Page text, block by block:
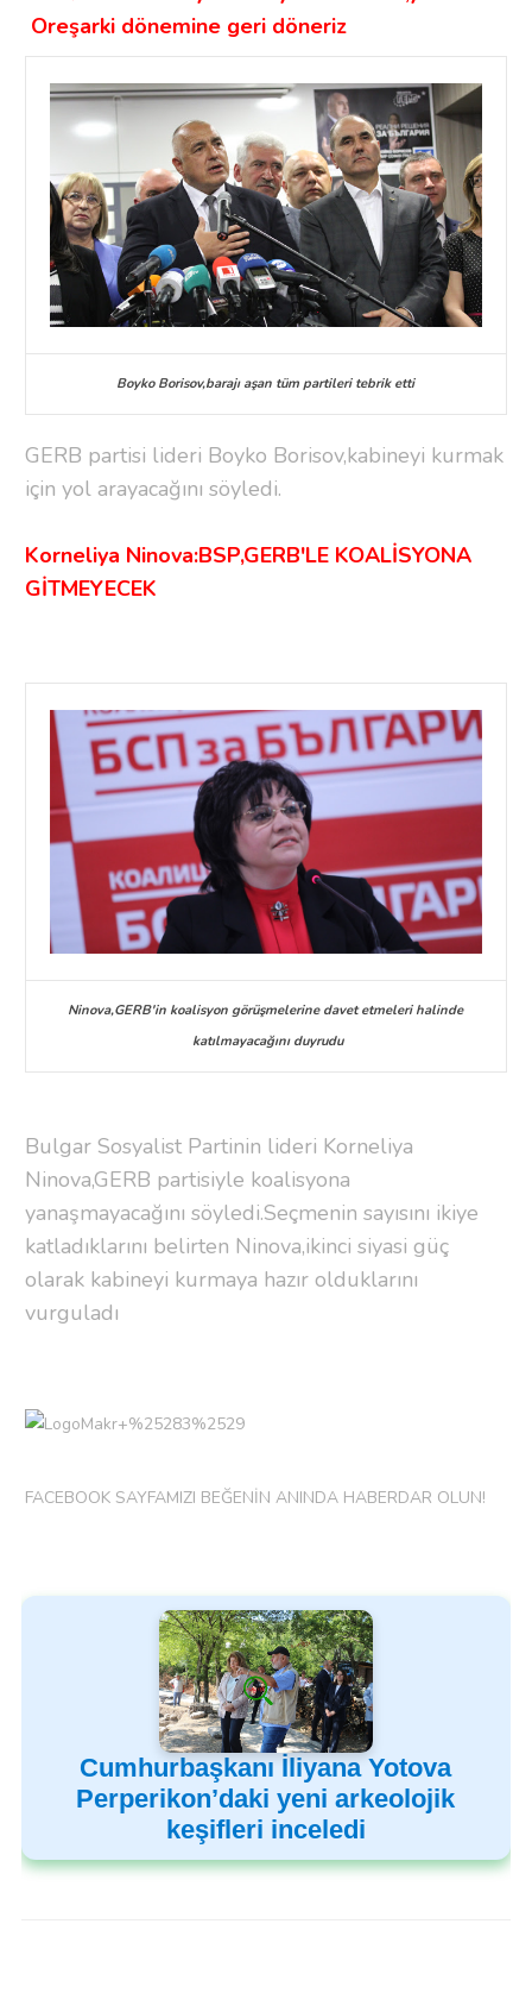
Oreşarki dönemine geri döneriz
Boyko Borisov,barajı aşan tüm partileri tebrik etti
GERB partisi lideri Boyko Borisov,kabineyi kurmak
için yol arayacağını söyledi.
Korneliya Ninova:BSP,GERB'LE KOALİSYONA
GİTMEYECEK
Ninova,GERB'in koalisyon görüşmelerine davet etmeleri halinde
katılmayacağını duyrudu
Bulgar Sosyalist Partinin lideri Korneliya
Ninova,GERB partisiyle koalisyona
yanaşmayacağını söyledi.Seçmenin sayısını ikiye
katladıklarını belirten Ninova,ikinci siyasi güç
olarak kabineyi kurmaya hazır olduklarını
vurguladı
FACEBOOK SAYFAMIZI BEĞENİN ANINDA HABERDAR OLUN!
Cumhurbaşkanı İliyana Yotova
Perperikon’daki yeni arkeolojik
keşifleri inceledi